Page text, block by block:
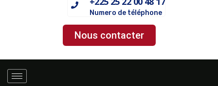
Numero de téléphone
Nous contacter